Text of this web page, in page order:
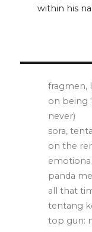
within his
fragmen,
on being
never)
sora,
on the
panda
all that
tentang
top gun: